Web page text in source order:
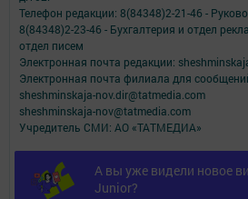
А вы уже видели новое
Junior?
Телефон редакции: 8(84348)2-21-46 -
8(84348)2-23-46 - Бухгалтерия и отдел
отдел писем
Электронная почта редакции:
Электронная почта филиала для
sheshminskaja-nov.dir@tatmedia.com
sheshminskaja-nov@tatmedia.com
Учредитель СМИ: АО «ТАТМЕДИА»
Антикоррупционная политика
АО «ТАТМЕДИА» использует «cookie»для
удобства пользователей сайтом.